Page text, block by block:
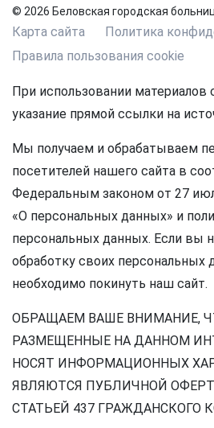
© 2026 Беловская городская
Карта сайта
Политика
Правила пользования cookie
При использовании материалов
указание прямой ссылки на
Мы получаем и обрабатываем
посетителей нашего сайта в
Федеральным законом от 27
«О персональных данных» и
персональных данных. Если вы
обработку своих персональных
необходимо покинуть наш сайт.
ОБРАЩАЕМ ВАШЕ ВНИМАНИЕ,
РАЗМЕЩЕННЫЕ НА ДАННОМ
НОСЯТ ИНФОРМАЦИОННЫХ
ЯВЛЯЮТСЯ ПУБЛИЧНОЙ
СТАТЬЕЙ 437 ГРАЖДАНСКОГО